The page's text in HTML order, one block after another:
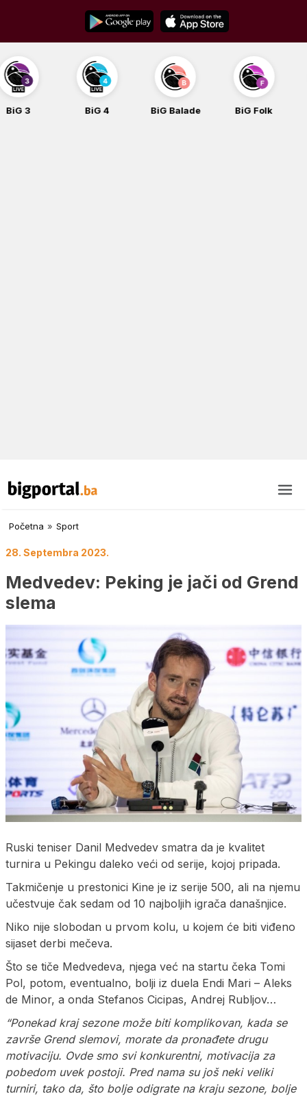
content
BiG 4 BiG Balade BiG Folk BiG iG
Početna » Sport
28. Septembra 2023.
Medvedev: Peking je jači od Grend
slema
Ruski teniser Danil Medvedev smatra da je kvalitet
turnira u Pekingu daleko veći od serije, kojoj pripada.
Takmičenje u prestonici Kine je iz serije 500, ali na njemu
učestvuje čak sedam od 10 najboljih igrača današnjice.
Niko nije slobodan u prvom kolu, u kojem će biti viđeno
sijaset derbi mečeva.
Što se tiče Medvedeva, njega već na startu čeka Tomi
Pol, potom, eventualno, bolji iz duela Endi Mari – Aleks
de Minor, a onda Stefanos Cicipas, Andrej Rubljov…
“Ponekad kraj sezone može biti komplikovan, kada se
završe Grend slemovi, morate da pronađete drugu
motivaciju. Ovde smo svi konkurentni, motivacija za
pobedom uvek postoji. Pred nama su još neki veliki
turniri, tako da, što bolje odigrate na kraju sezone, bolje